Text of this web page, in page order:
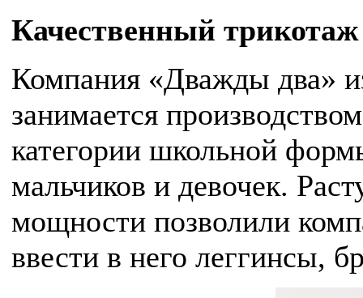
Качественный трикотаж
Компания «Дважды два»
занимается
категории школьной
мальчиков и девочек.
мощности позволили
ввести в него леггинсы,